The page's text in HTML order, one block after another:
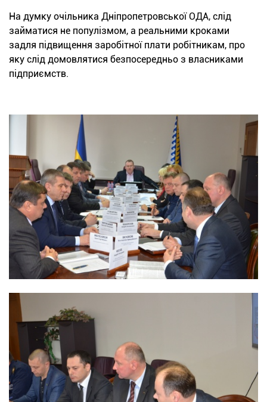
На думку очільника Дніпропетровської ОДА, слід
займатися не популізмом, а реальними кроками
задля підвищення заробітної плати робітникам, про
яку слід домовлятися безпосередньо з власниками
підприємств.